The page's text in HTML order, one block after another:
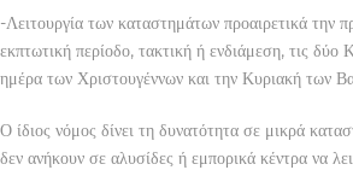
-Λειτουργία των καταστημάτων προαιρετικά την
εκπτωτική περίοδο, τακτική ή ενδιάμεση, τις δύο
ημέρα των Χριστουγέννων και την Κυριακή των
Ο ίδιος νόμος δίνει τη δυνατότητα σε μικρά
δεν ανήκουν σε αλυσίδες ή εμπορικά κέντρα να